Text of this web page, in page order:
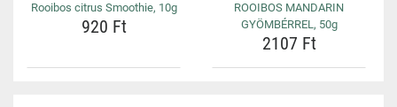
Rooibos citrus Smoothie, 10g
920 Ft
ROOIBOS MANDARIN
GYÖMBÉRREL, 50g
2107 Ft